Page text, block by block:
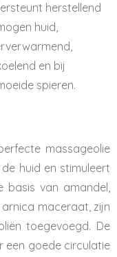
herstellend
huid,
en bij
spieren.
massageolie
huid en stimuleert
basis van amandel,
maceraat, zijn
toegevoegd. De
een goede circulatie